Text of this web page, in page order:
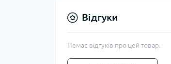
Відгуки
Немає відгуків про цей товар.